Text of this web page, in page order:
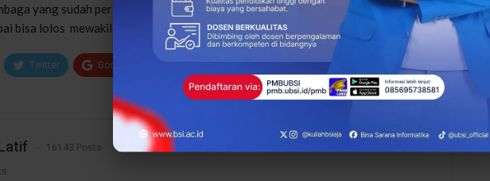
yang sudah percaya dan memberikan fasilitas untuk Kami selama persiapan
bisa lolos mewakili UBSI pada Program Hibah ini” Ucap Dede
276
Twitter Google+
16143 Posts